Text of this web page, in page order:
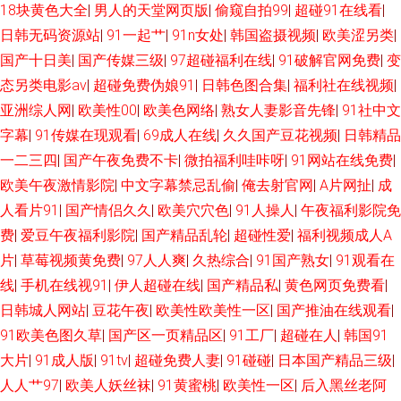
18块黄色大全| 男人的天堂网页版| 偷窥自拍99| 超碰91在线看|
日韩无码资源站| 91一起艹| 91n女处| 韩国盗摄视频| 欧美涩另类|
国产十日美| 国产传媒三级| 97超碰福利在线| 91破解官网免费| 变
态另类电影av| 超碰免费伪娘91 | 日韩色图合集| 福利社在线视频|
亚洲综人网| 欧美性00| 欧美色网络| 熟女人妻影音先锋| 91社中文
字幕| 91传媒在现观看| 69成人在线| 久久国产豆花视频| 日韩精品
一二三四| 国产午夜免费不卡| 微拍福利哇咔呀| 91网站在线免费|
欧美午夜激情影院| 中文字幕禁忌乱偷| 俺去射官网| A片网扯| 成
人看片91 | 国产情侣久久| 欧美穴穴色| 91人操人| 午夜福利影院免
费| 爱豆午夜福利影院| 国产精品乱轮| 超碰性爱| 福利视频成人A
片| 草莓视频黄免费| 97人人爽| 久热综合| 91国产熟女| 91观看在
线| 手机在线视91 | 伊人超碰在线| 国产精品私| 黄色网页免费看|
日韩城人网站| 豆花午夜| 欧美性欧美性一区| 国产推油在线观看|
91欧美色图久草| 国产区一页精品区| 91工厂| 超碰在人| 韩国91
大片| 91成人版| 91tv| 超碰免费人妻| 91碰碰| 日本国产精品三级|
人人艹97| 欧美人妖丝袜| 91黄蜜桃| 欧美性一区| 后入黑丝老阿